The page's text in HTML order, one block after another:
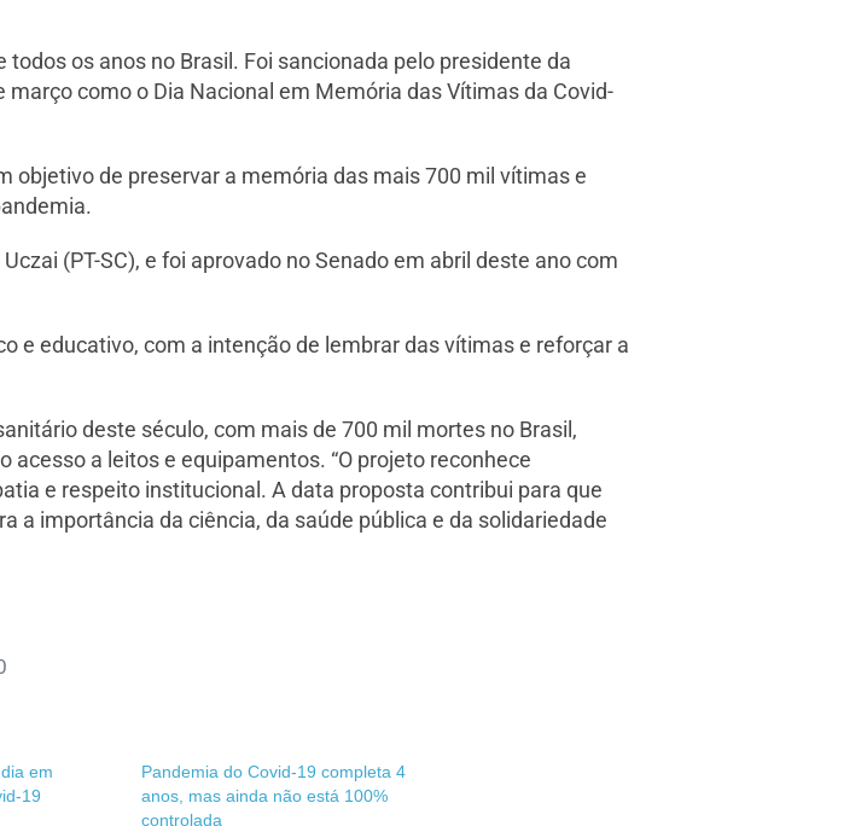
os anos no Brasil. Foi sancionada pelo presidente da
como o Dia Nacional em Memória das Vítimas da Covid-
objetivo de preservar a memória das mais 700 mil vítimas e
(PT-SC), e foi aprovado no Senado em abril deste ano com
e educativo, com a intenção de lembrar das vítimas e reforçar a
deste século, com mais de 700 mil mortes no Brasil,
a leitos e equipamentos. “O projeto reconhece
e respeito institucional. A data proposta contribui para que
a importância da ciência, da saúde pública e da solidariedade
em
19
Pandemia do Covid-19 completa 4
anos, mas ainda não está 100%
controlada